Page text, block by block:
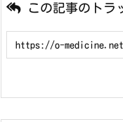
この記事のトラ